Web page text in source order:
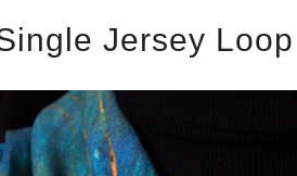
Jersey